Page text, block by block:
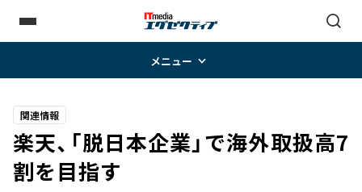
メニュー
関連情報
楽天、「脱日本企業」で海外取扱高7
割を目指す